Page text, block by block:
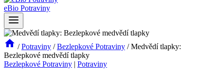
eBio Potraviny
/ Potraviny / Bezlepkové Potraviny / Medvědí tlapky:
Bezlepkové medvědí tlapky
Bezlepkové Potraviny | Potraviny